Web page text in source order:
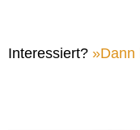
Interessiert? Dann